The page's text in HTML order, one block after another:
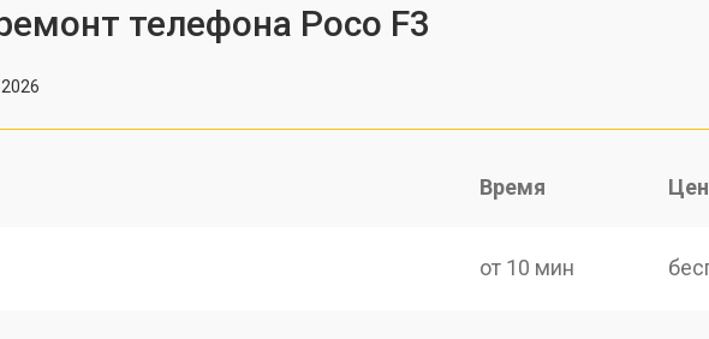
телефона Poco F3
Время
от 10 мин